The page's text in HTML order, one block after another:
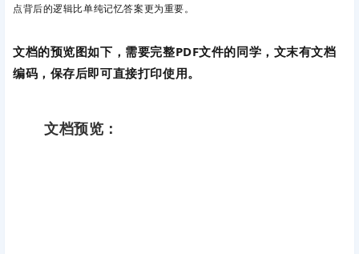
点背后的逻辑比单纯记忆答案更为重要。
文档的预览图如下，需要完整PDF文件的同学，文末有文档
编码，保存后即可直接打印使用。
文档预览：